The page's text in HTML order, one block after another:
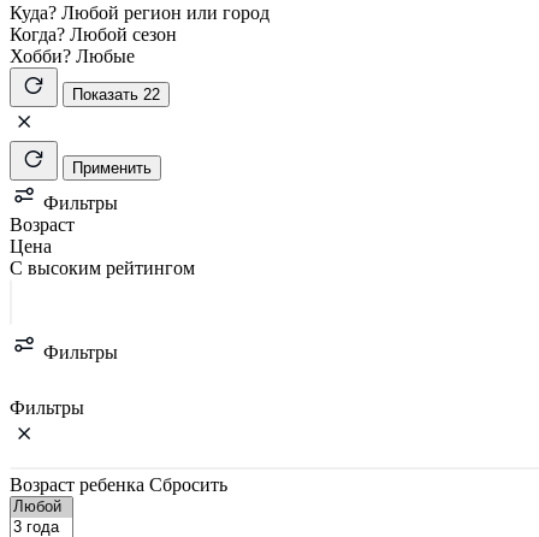
Куда? Любой регион или город
Когда? Любой сезон
Хобби? Любые
Показать 22
Применить
Фильтры
Возраст
Цена
С высоким рейтингом
Фильтры
Фильтры
Возраст ребенка Сбросить